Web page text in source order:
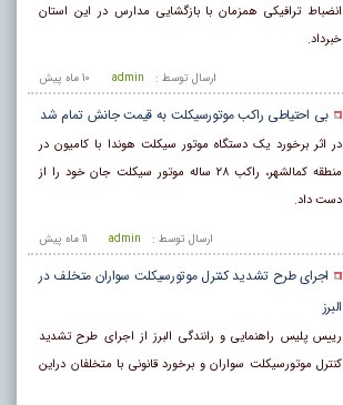
انضباط ترافیکی همزمان با بازگشایی مدارس در این استان
خبرداد.
10 ماه پيش ارسال توسط : admin
بی احتیاطی راکب موتورسیکلت به قیمت جانش تمام شد
در اثر برخورد یک دستگاه موتور سیکلت هوندا با کامیون در
منطقه کمالشهر، راکب ۲۸ ساله موتور سیکلت جان خود را از
دست داد.
11 ماه پيش ارسال توسط : admin
اجرای طرح تشدید کنترل موتورسیکلت سواران متخلف در
البرز
رییس پلیس راهنمایی و رانندگی البرز از اجرای طرح تشدید
کنترل موتورسیکلت سواران و برخورد قانونی با متخلفان دراین